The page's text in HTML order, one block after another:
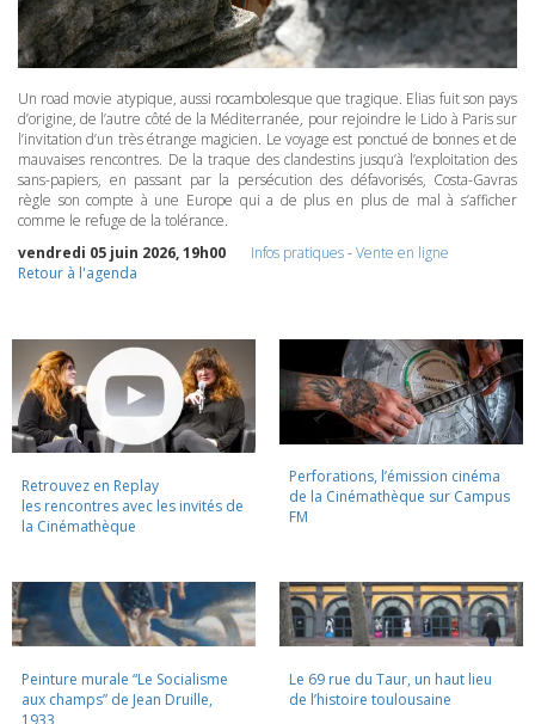
Un road movie atypique, aussi rocambolesque que tragique. Elias fuit son pays
d’origine, de l’autre côté de la Méditerranée, pour rejoindre le Lido à Paris sur
l’invitation d’un très étrange magicien. Le voyage est ponctué de bonnes et de
mauvaises rencontres. De la traque des clandestins jusqu’à l’exploitation des
sans-papiers, en passant par la persécution des défavorisés, Costa-Gavras
règle son compte à une Europe qui a de plus en plus de mal à s’afficher
comme le refuge de la tolérance.
vendredi 05 juin 2026, 19h00
Infos pratiques-Vente en ligne
Retour à l'agenda
Retrouvez en Replay
les rencontres avec les invités de
la Cinémathèque
Perforations, l’émission cinéma
de la Cinémathèque sur Campus
FM
Peinture murale “Le Socialisme
aux champs” de Jean Druille,
1933
Le 69 rue du Taur, un haut lieu
de l’histoire toulousaine